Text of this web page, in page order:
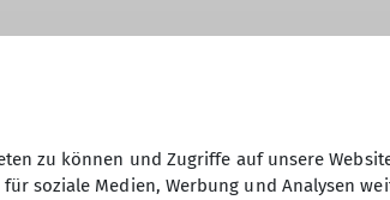
zu können und Zugriffe auf unsere
soziale Medien, Werbung und Analysen